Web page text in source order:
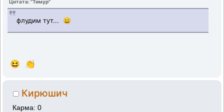
Цитата: "Тимур"
флудим тут... 😀
😆 👏
Кирюшич
Карма: 0